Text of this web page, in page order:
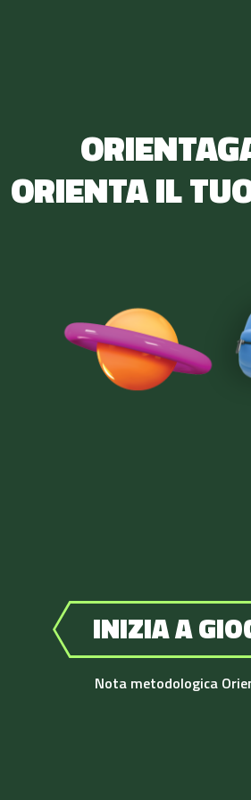
ORIENTA IL
INIZIA A
Nota metodologica